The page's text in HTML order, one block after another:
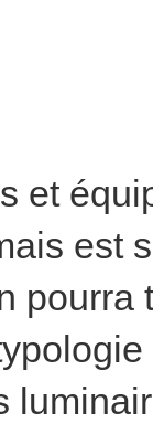
et
est
pourra